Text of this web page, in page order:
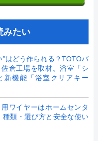
みたい
”はどう作られる？TOTOバ
倉工場を取材。浴室「シ
新機能「浴室クリアキー
ワイヤーはホームセンタ
種類・選び方と安全な使い